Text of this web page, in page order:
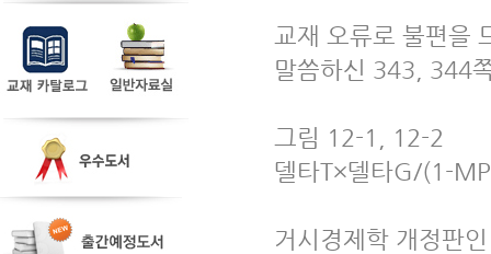
교재 오류로 불편을
말씀하신 343, 344
그림 12-1, 12-2
델타T×델타G/(1-
거시경제학 개정판